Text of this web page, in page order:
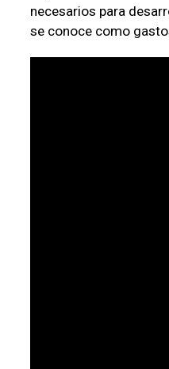
necesarios para
se conoce como